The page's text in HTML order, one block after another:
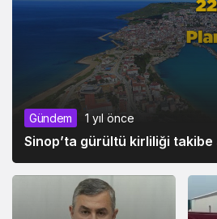
Gündem 1 yıl önce
Sinop’ta gürültü kirliliği takibe